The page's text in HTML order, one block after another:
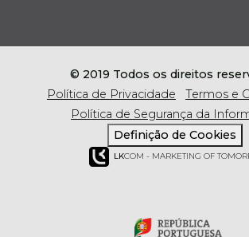
© 2019 Todos os direitos
Política de Privacidade
Termos e
Política de Segurança da
Definição de Cookies
LKCOM - MARKETING OF